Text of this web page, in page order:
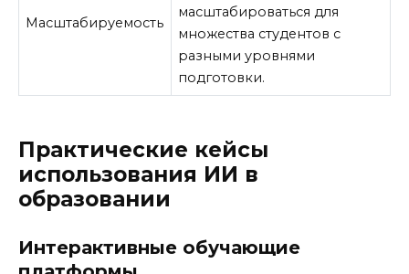
Масштабируемость
масштабироваться для
множества студентов с
разными уровнями
подготовки.
Практические кейсы
использования ИИ в
образовании
Интерактивные обучающие